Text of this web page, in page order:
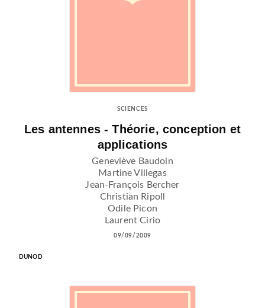
SCIENCES
Les antennes - Théorie, conception et
applications
Geneviève Baudoin
Martine Villegas
Jean-François Bercher
Christian Ripoll
Odile Picon
Laurent Cirio
09/09/2009
DUNOD